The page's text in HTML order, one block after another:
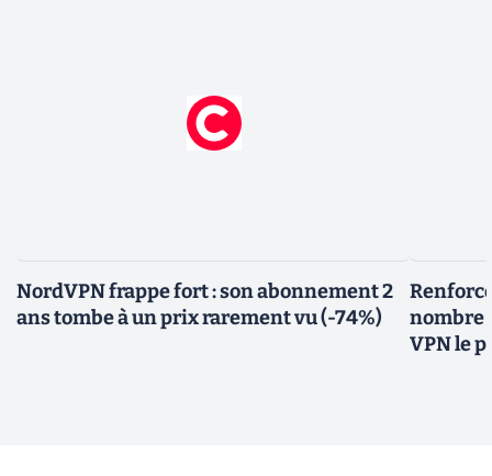
NordVPN frappe fort : son abonnement 2
ans tombe à un prix rarement vu (-74%)
nombre
VPN le